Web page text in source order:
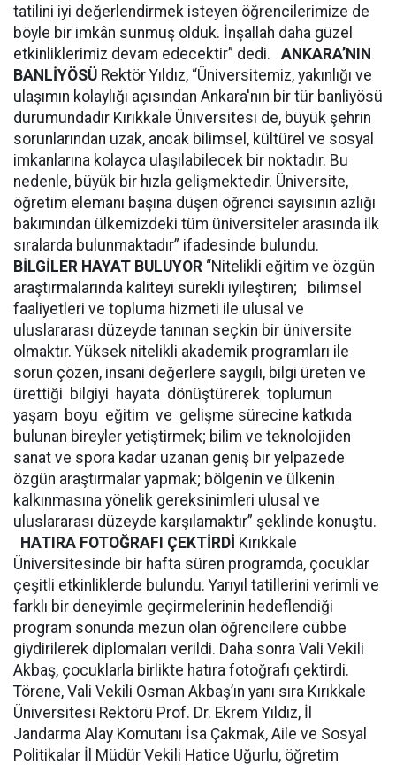
tatilini iyi değerlendirmek isteyen öğrencilerimize de
böyle bir imkân sunmuş olduk. İnşallah daha güzel
etkinliklerimiz devam edecektir” dedi. ANKARA’NIN
BANLİYÖSÜ Rektör Yıldız, “Üniversitemiz, yakınlığı ve
ulaşımın kolaylığı açısından Ankara'nın bir tür banliyösü
durumundadır Kırıkkale Üniversitesi de, büyük şehrin
sorunlarından uzak, ancak bilimsel, kültürel ve sosyal
imkanlarına kolayca ulaşılabilecek bir noktadır. Bu
nedenle, büyük bir hızla gelişmektedir. Üniversite,
öğretim elemanı başına düşen öğrenci sayısının azlığı
bakımından ülkemizdeki tüm üniversiteler arasında ilk
sıralarda bulunmaktadır” ifadesinde bulundu.
BİLGİLER HAYAT BULUYOR “Nitelikli eğitim ve özgün
araştırmalarında kaliteyi sürekli iyileştiren; bilimsel
faaliyetleri ve topluma hizmeti ile ulusal ve
uluslararası düzeyde tanınan seçkin bir üniversite
olmaktır. Yüksek nitelikli akademik programları ile
sorun çözen, insani değerlere saygılı, bilgi üreten ve
ürettiği bilgiyi hayata dönüştürerek toplumun
yaşam boyu eğitim ve gelişme sürecine katkıda
bulunan bireyler yetiştirmek; bilim ve teknolojiden
sanat ve spora kadar uzanan geniş bir yelpazede
özgün araştırmalar yapmak; bölgenin ve ülkenin
kalkınmasına yönelik gereksinimleri ulusal ve
uluslararası düzeyde karşılamaktır” şeklinde konuştu.
HATIRA FOTOĞRAFI ÇEKTİRDİ Kırıkkale
Üniversitesinde bir hafta süren programda, çocuklar
çeşitli etkinliklerde bulundu. Yarıyıl tatillerini verimli ve
farklı bir deneyimle geçirmelerinin hedeflendiği
program sonunda mezun olan öğrencilere cübbe
giydirilerek diplomaları verildi. Daha sonra Vali Vekili
Akbaş, çocuklarla birlikte hatıra fotoğrafı çektirdi.
Törene, Vali Vekili Osman Akbaş’ın yanı sıra Kırıkkale
Üniversitesi Rektörü Prof. Dr. Ekrem Yıldız, İl
Jandarma Alay Komutanı İsa Çakmak, Aile ve Sosyal
Politikalar İl Müdür Vekili Hatice Uğurlu, öğretim